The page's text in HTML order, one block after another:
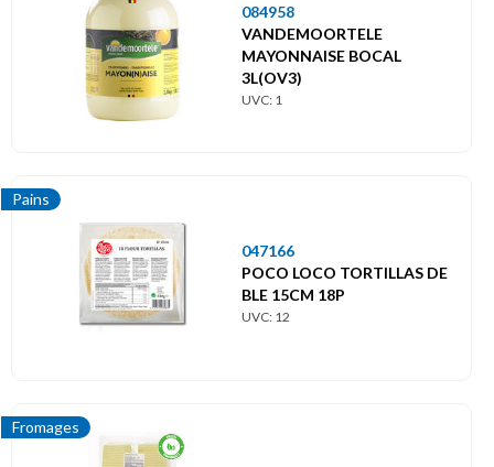
084958
VANDEMOORTELE
MAYONNAISE BOCAL
3L(OV3)
UVC: 1
Pains
047166
POCO LOCO TORTILLAS DE
BLE 15CM 18P
UVC: 12
Fromages